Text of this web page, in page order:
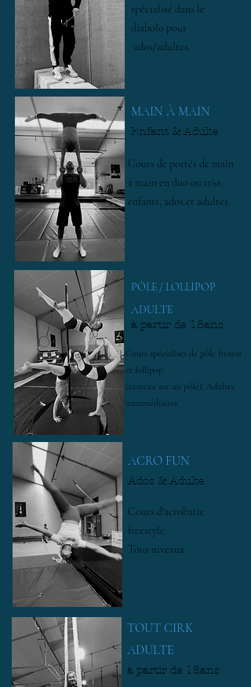
spécialisé dans le
diabolo pour
ados/adultes.
Enfant & Adulte
MAIN À MAIN
Cours de portés de main
à main en duo ou trio,
enfants, ados et adultes.
Cours spécialisés de pôle fitness
et lollipop
(cerceau sur un pôle). Adultes
intermédiaires
PÔLE / LOLLIPOP
ADULTE
à partir de 18ans
Cours d'acrobatie
freestyle.
Tous niveaux
Ados & Adulte
ACRO FUN
à partir de 18ans
TOUT CIRK
ADULTE